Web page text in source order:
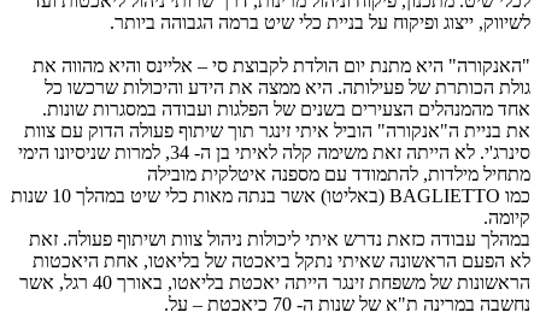
לשיווק, ייצוג ופיקוח על בניית כלי שיט ברמה הגבוהה ביותר.
"האנקורה" היא מתנת יום הולדת לקבוצת סי – אליינס והיא מהווה את
גולת הכותרת של פעילותה. היא ממצה את הידע והיכולות שרכשו כל
אחד מהמנהלים הצעירים בשנים של הפלגות ועבודה במסגרות שונות.
את בניית ה"אנקורה" הוביל איתי זינגר תוך שיתוף פעולה הדוק עם צוות
סינרג'י. לא הייתה זאת משימה קלה לאיתי בן ה- 34, למרות שניסיונו הימי
מתחיל מילדות, להתמודד עם מספנה איטלקית מובילה
כמו BAGLIETTO
(באליטו) אשר בנתה מאות כלי שיט במהלך 10 שנות
קיומה.
במהלך עבודה כזאת נדרש איתי ליכולות ניהול צוות ושיתוף פעולה. זאת
לא הפעם הראשונה שאיתי נתקל ביאכטה של בליאטו, אחת היאכטות
הראשונות של משפחת זינגר הייתה יאכטת בליאטו, באורך 40 רגל, אשר
נחשבה במרינה ת"א של שנות ה- 70 כיאכטת – על.